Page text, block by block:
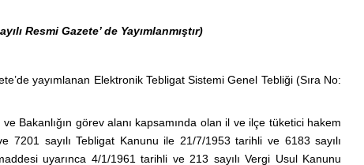
Resmi Gazete’ de Yayımlanmıştır)
yayımlanan Elektronik Tebligat Sistemi Genel Tebliği (Sıra No:
Bakanlığın görev alanı kapsamında olan il ve ilçe tüketici hakem
7201 sayılı Tebligat Kanunu ile 21/7/1953 tarihli ve 6183 sayılı
uyarınca 4/1/1961 tarihli ve 213 sayılı Vergi Usul Kanunu